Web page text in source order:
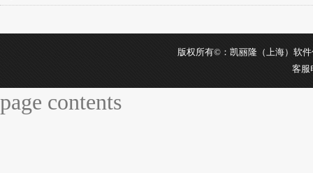
版权所有©：凯丽隆（上海）软
客服
page contents